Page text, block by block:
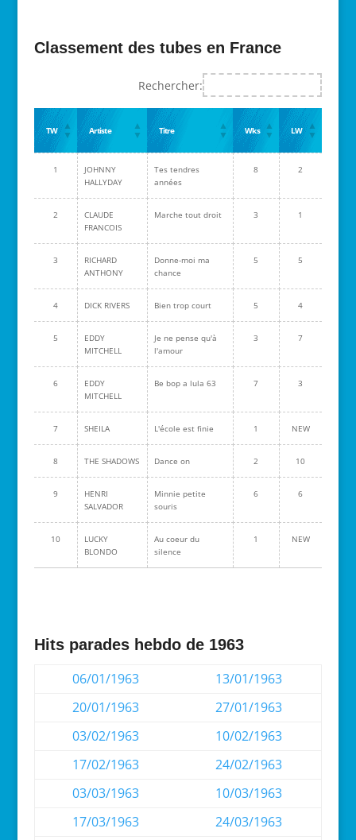
Classement des tubes en France
Rechercher:
TW Artiste Titre Wks LW
1
JOHNNY
HALLYDAY
Tes tendres
années
8 2
2
CLAUDE
FRANCOIS
Marche tout droit 3 1
3
RICHARD
ANTHONY
Donne-moi ma
chance
5 5
4 DICK RIVERS Bien trop court 5 4
5
EDDY
MITCHELL
Je ne pense qu'à
l'amour
3 7
6
EDDY
MITCHELL
Be bop a lula 63 7 3
7 SHEILA L'école est finie 1 NEW
8 THE SHADOWS Dance on 2 10
9
HENRI
SALVADOR
Minnie petite
souris
6 6
10
LUCKY
BLONDO
Au coeur du
silence
1 NEW
Hits parades hebdo de 1963
06/01/1963
13/01/1963
20/01/1963
27/01/1963
03/02/1963
10/02/1963
17/02/1963
24/02/1963
03/03/1963
10/03/1963
17/03/1963
24/03/1963